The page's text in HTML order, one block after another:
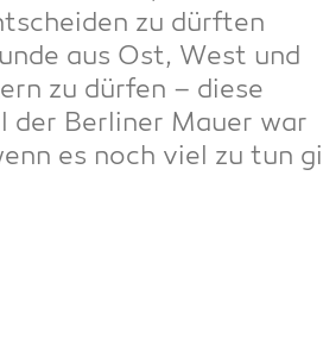
zu dürf­ten
aus Ost, West und
zu dür­fen – die­se
der Ber­li­ner Mau­er war
es noch viel zu tun